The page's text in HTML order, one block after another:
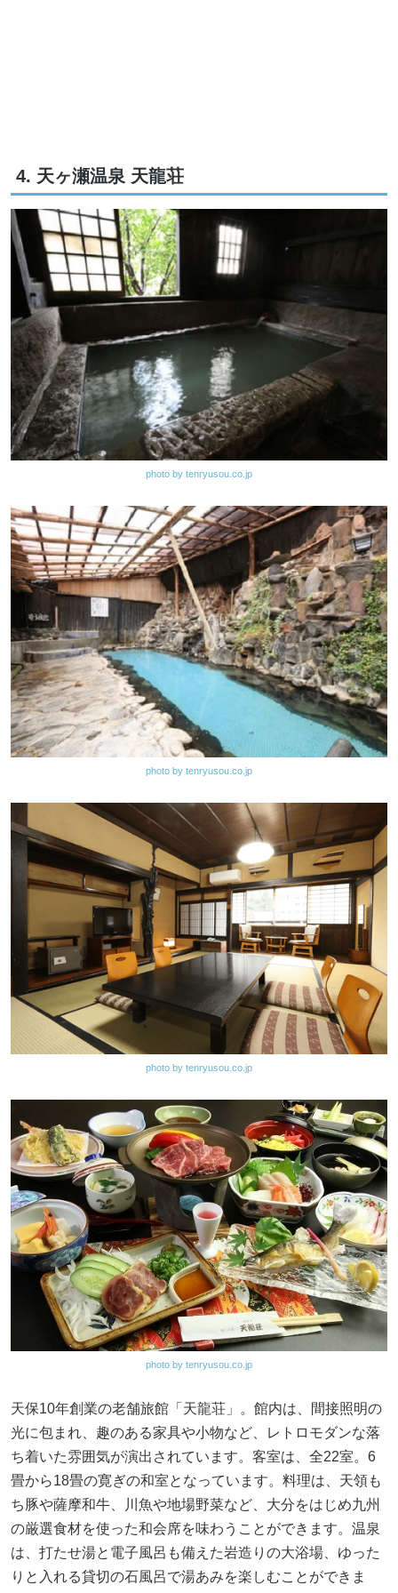
4. 天ヶ瀬温泉 天龍荘
photo by tenryusou.co.jp
photo by tenryusou.co.jp
photo by tenryusou.co.jp
photo by tenryusou.co.jp
天保10年創業の老舗旅館「天龍荘」。館内は、間接照明の
光に包まれ、趣のある家具や小物など、レトロモダンな落
ち着いた雰囲気が演出されています。客室は、全22室。6
畳から18畳の寛ぎの和室となっています。料理は、天領も
ち豚や薩摩和牛、川魚や地場野菜など、大分をはじめ九州
の厳選食材を使った和会席を味わうことができます。温泉
は、打たせ湯と電子風呂も備えた岩造りの大浴場、ゆった
りと入れる貸切の石風呂で湯あみを楽しむことができま